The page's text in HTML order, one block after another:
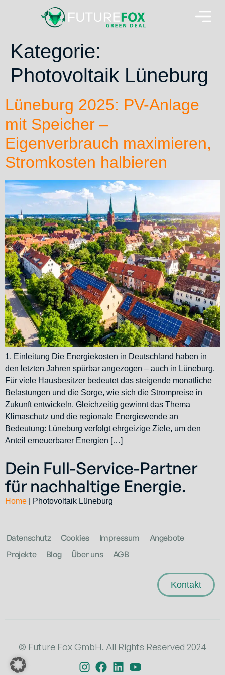
Kategorie:
Photovoltaik Lüneburg
Lüneburg 2025: PV-Anlage
mit Speicher –
Eigenverbrauch maximieren,
Stromkosten halbieren
1. Einleitung Die Energiekosten in Deutschland haben in
den letzten Jahren spürbar angezogen – auch in Lüneburg.
Für viele Hausbesitzer bedeutet das steigende monatliche
Belastungen und die Sorge, wie sich die Strompreise in
Zukunft entwickeln. Gleichzeitig gewinnt das Thema
Klimaschutz und die regionale Energiewende an
Bedeutung: Lüneburg verfolgt ehrgeizige Ziele, um den
Anteil erneuerbarer Energien […]
Dein Full-Service-Partner
für nachhaltige Energie.
Home Photovoltaik Lüneburg
Datenschutz Cookies Impressum
Angebote
Projekte
Blog Über uns AGB
Kontakt
© Future Fox GmbH. All Rights Reserved 2024